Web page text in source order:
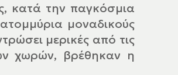
κατά την παγκόσμια
μοναδικούς
μερικές από τις
χωρών, βρέθηκαν η